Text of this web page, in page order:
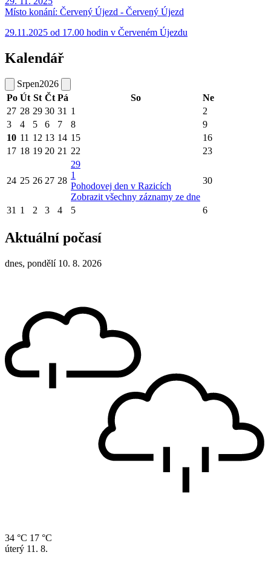
Místo konání: Červený Újezd - Červený Újezd
29.11.2025 od 17.00 hodin v Červeném Újezdu
Kalendář
Srpen2026
Po Út St Čt Pá So
Ne
27 28 29 30 31 1
2
3
4 5 6 7 8
9
10 11 12 13 14 15
16
17 18 19 20 21 22 23
24 25 26 27 28
29
1
Pohodovej den v Razicích
Zobrazit všechny záznamy ze dne
30
31 1 2 3 4 5 6
Aktuální počasí
dnes, pondělí 10. 8. 2026
34 °C 17 °C
úterý 11. 8.